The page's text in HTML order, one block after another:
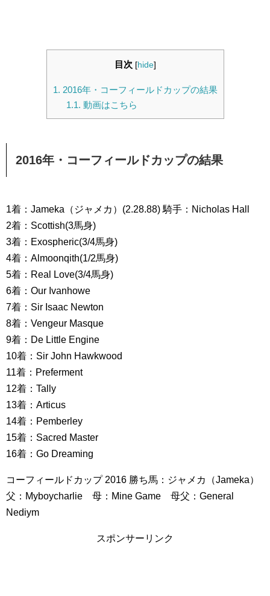
目次 [hide]
1. 2016年・コーフィールドカップの結果
1.1. 動画はこちら
2016年・コーフィールドカップの結果
1着：Jameka（ジャメカ）(2.28.88) 騎手：Nicholas Hall
2着：Scottish(3馬身)
3着：Exospheric(3/4馬身)
4着：Almoonqith(1/2馬身)
5着：Real Love(3/4馬身)
6着：Our Ivanhowe
7着：Sir Isaac Newton
8着：Vengeur Masque
9着：De Little Engine
10着：Sir John Hawkwood
11着：Preferment
12着：Tally
13着：Articus
14着：Pemberley
15着：Sacred Master
16着：Go Dreaming
コーフィールドカップ 2016 勝ち馬：ジャメカ（Jameka）
父：Myboycharlie 母：Mine Game 母父：General
Nediym
スポンサーリンク